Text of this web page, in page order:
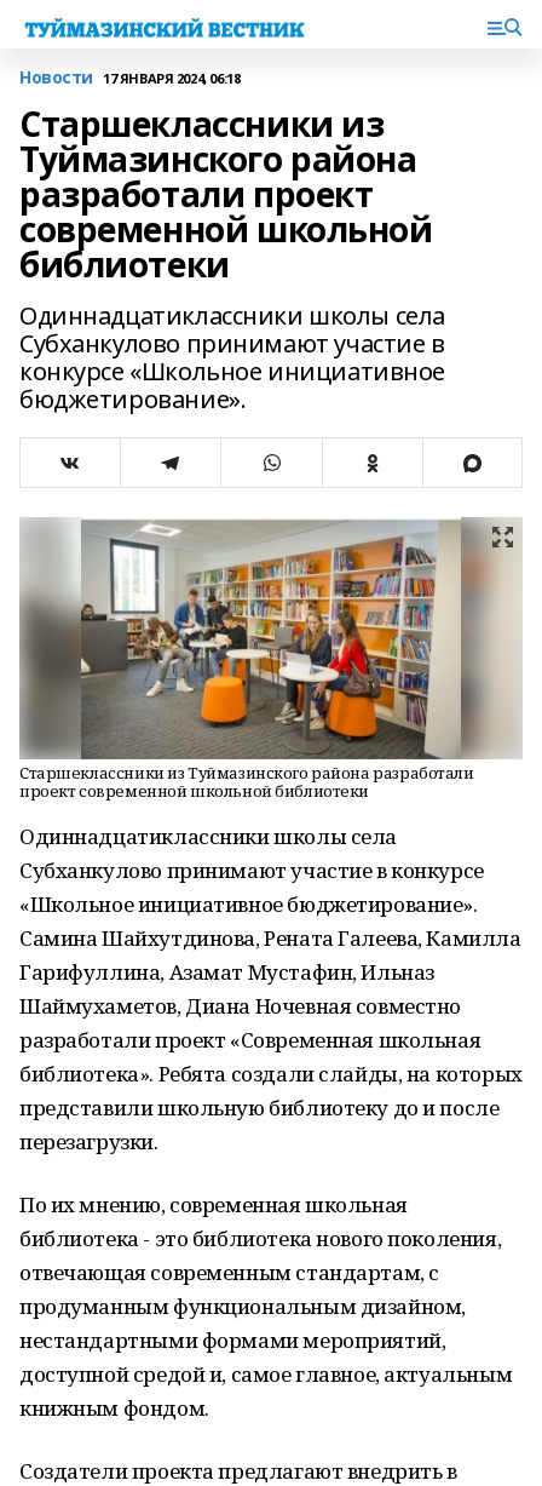
Новости 17 ЯНВАРЯ 2024, 06:18
Старшеклассники из
Туймазинского района
разработали проект
современной школьной
библиотеки
Одиннадцатиклассники школы села
Субханкулово принимают участие в
конкурсе «Школьное инициативное
бюджетирование».
Старшеклассники из Туймазинского района разработали
проект современной школьной библиотеки
Одиннадцатиклассники школы села
Субханкулово принимают участие в конкурсе
«Школьное инициативное бюджетирование».
Самина Шайхутдинова, Рената Галеева, Камилла
Гарифуллина, Азамат Мустафин, Ильназ
Шаймухаметов, Диана Ночевная совместно
разработали проект «Современная школьная
библиотека». Ребята создали слайды, на которых
представили школьную библиотеку до и после
перезагрузки.
По их мнению, современная школьная
библиотека - это библиотека нового поколения,
отвечающая современным стандартам, с
продуманным функциональным дизайном,
нестандартными формами мероприятий,
доступной средой и, самое главное, актуальным
книжным фондом.
Создатели проекта предлагают внедрить в